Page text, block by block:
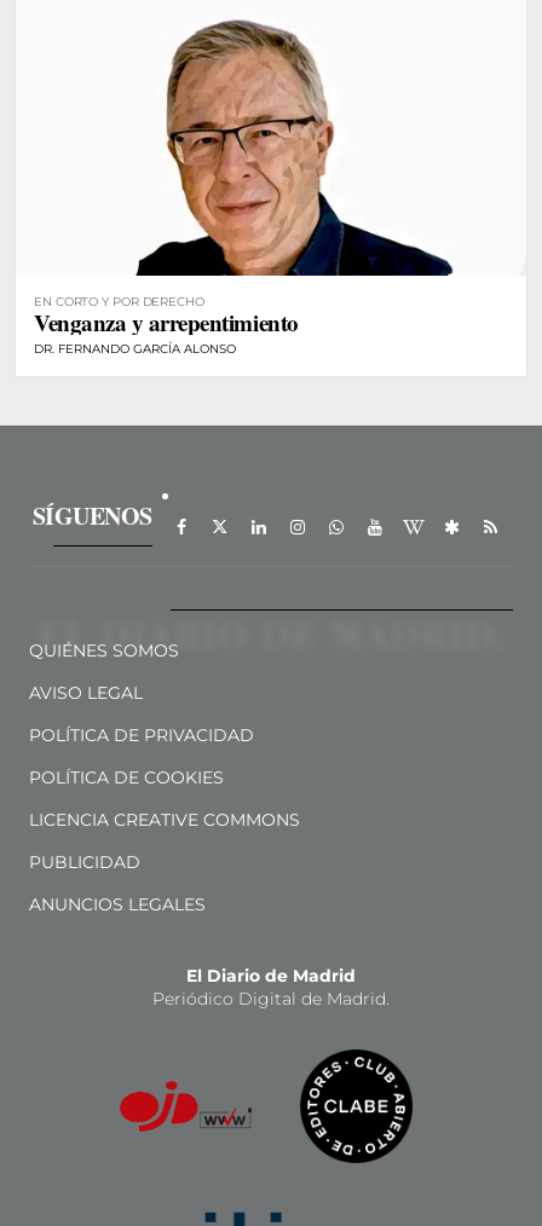
EN CORTO Y POR DERECHO
Venganza y arrepentimiento
DR. FERNANDO GARCÍA ALONSO
SÍGUENOS
QUIÉNES SOMOS
AVISO LEGAL
POLÍTICA DE PRIVACIDAD
POLÍTICA DE COOKIES
LICENCIA CREATIVE COMMONS
PUBLICIDAD
ANUNCIOS LEGALES
El Diario de Madrid
Periódico Digital de Madrid.